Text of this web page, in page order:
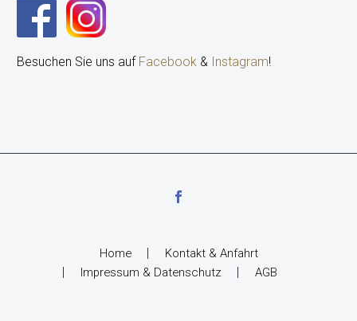
Besuchen Sie uns auf Facebook & Instagram!
Home
Kontakt & Anfahrt
Impressum & Datenschutz
AGB